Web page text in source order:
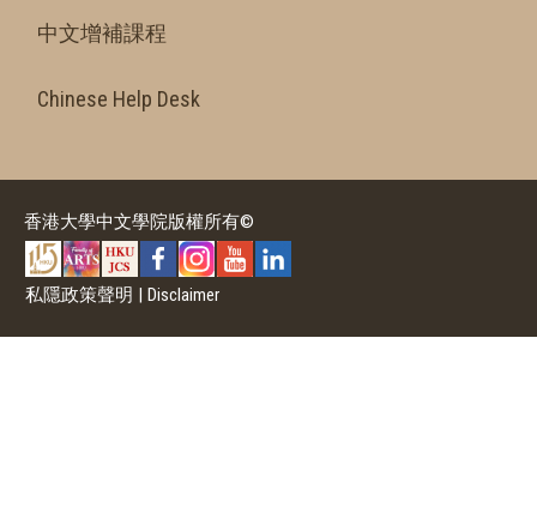
中文增補課程
Chinese Help Desk
香港大學中文學院版權所有©
私隱政策聲明 | Disclaimer